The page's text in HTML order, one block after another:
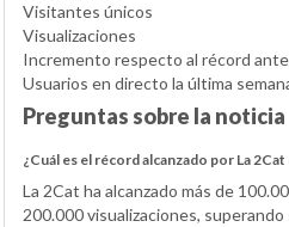
Visitantes únicos
Visualizaciones
Incremento respecto al récord
Usuarios en directo la última
Preguntas sobre la noticia
¿Cuál es el récord alcanzado por La 2Cat
La 2Cat ha alcanzado más de
200.000 visualizaciones,